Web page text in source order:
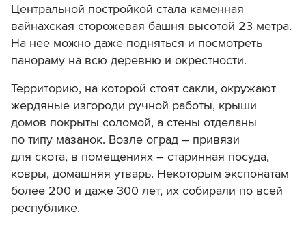
Центральной постройкой стала каменная
вайнахская сторожевая башня высотой 23 метра.
На нее можно даже подняться и посмотреть
панораму на всю деревню и окрестности.
Территорию, на которой стоят сакли, окружают
жердяные изгороди ручной работы, крыши
домов покрыты соломой, а стены отделаны
по типу мазанок. Возле оград – привязи
для скота, в помещениях – старинная посуда,
ковры, домашняя утварь. Некоторым экспонатам
более 200 и даже 300 лет, их собирали по всей
республике.